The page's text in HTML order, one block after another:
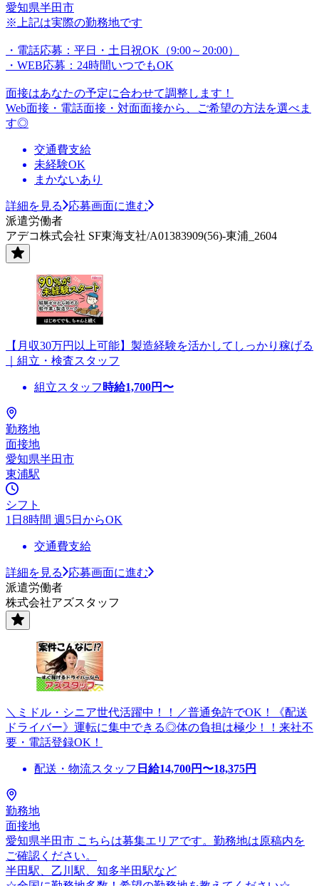
愛知県半田市
※上記は実際の勤務地です
・電話応募：平日・土日祝OK（9:00～20:00）
・WEB応募：24時間いつでもOK
面接はあなたの予定に合わせて調整します！
Web面接・電話面接・対面面接から、ご希望の方法を選べま
す◎
交通費支給
未経験OK
まかないあり
詳細を見る
応募画面に進む
派遣労働者
アデコ株式会社 SF東海支社/A01383909(56)-東浦_2604
【月収30万円以上可能】製造経験を活かしてしっかり稼げる
｜組立・検査スタッフ
組立スタッフ 時給1,700円〜
勤務地
面接地
愛知県半田市
東浦駅
シフト
1日8時間 週5日からOK
交通費支給
詳細を見る
応募画面に進む
派遣労働者
株式会社アズスタッフ
＼ミドル・シニア世代活躍中！！／普通免許でOK！《配送
ドライバー》運転に集中できる◎体の負担は極少！！来社不
要・電話登録OK！
配送・物流スタッフ 日給14,700円〜18,375円
勤務地
面接地
愛知県半田市 こちらは募集エリアです。勤務地は原稿内を
ご確認ください。
半田駅、乙川駅、知多半田駅など